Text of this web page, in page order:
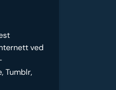
ved
Tumblr,